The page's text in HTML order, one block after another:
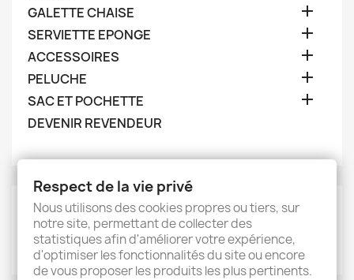
GALETTE CHAISE 
SERVIETTE EPONGE 
ACCESSOIRES 
PELUCHE 
SAC ET POCHETTE 
DEVENIR REVENDEUR
MARKEN
Sud étoffe
Respect de la vie privé
Nous utilisons des cookies propres ou tiers, sur
notre site, permettant de collecter des
statistiques afin d'améliorer votre expérience,
d'optimiser les fonctionnalités du site ou encore
de vous proposer les produits les plus pertinents.